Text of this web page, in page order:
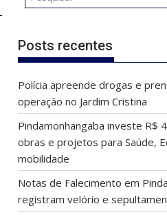
Posts recentes
Polícia apreende drogas e
operação no Jardim Cristina
Pindamonhangaba investe R$
obras e projetos para Saúde,
mobilidade
Notas de Falecimento em
registram velório e